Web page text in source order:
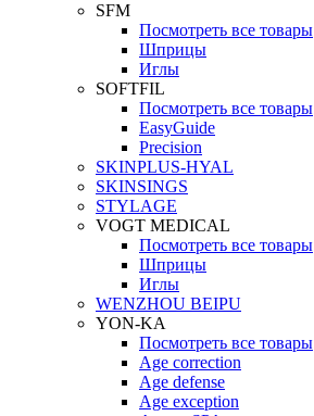
SFM
Посмотреть все товары
Шприцы
Иглы
SOFTFIL
Посмотреть все товары
EasyGuide
Precision
SKINPLUS-HYAL
SKINSINGS
STYLAGE
VOGT MEDICAL
Посмотреть все товары
Шприцы
Иглы
WENZHOU BEIPU
YON-KA
Посмотреть все товары
Age correction
Age defense
Age exception